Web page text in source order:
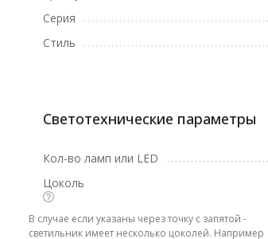
Серия
Стиль
Светотехнические параметры
Кол-во ламп или LED
Цоколь
В случае если указаны через точку с запятой -
светильник имеет несколько цоколей. Например